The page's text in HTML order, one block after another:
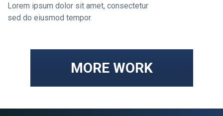
Lorem ipsum dolor sit amet, consectetur
sed do eiusmod tempor.
MORE WORK